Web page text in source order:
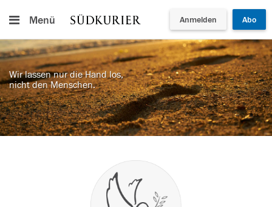
Menü Anmelden Abo
Wir lassen nur die Hand los,
nicht den Menschen.